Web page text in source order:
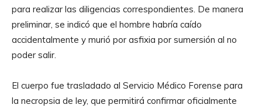
para realizar las diligencias correspondientes. De manera
preliminar, se indicó que el hombre habría caído
accidentalmente y murió por asfixia por sumersión al no
poder salir.
El cuerpo fue trasladado al Servicio Médico Forense para
la necropsia de ley, que permitirá confirmar oficialmente